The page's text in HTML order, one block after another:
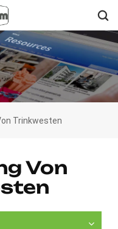
Trinkwesten
Von